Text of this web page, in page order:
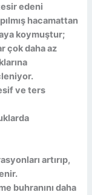
edeni
hacamattan
koymuştur;
çok daha az
ve ters
artırıp,
buhranını daha